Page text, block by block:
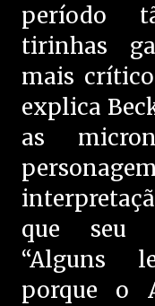
período
tirinhas
mais
explica
as
que seu
“Alguns
porque o